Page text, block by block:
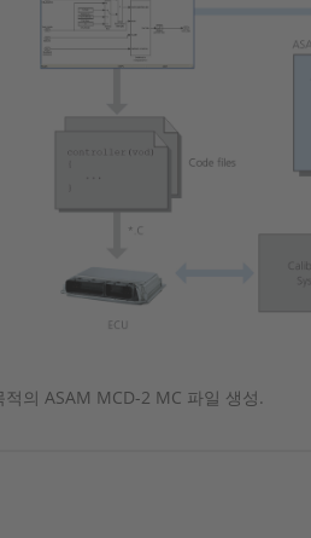
적의 ASAM MCD-2 MC 파일 생성.